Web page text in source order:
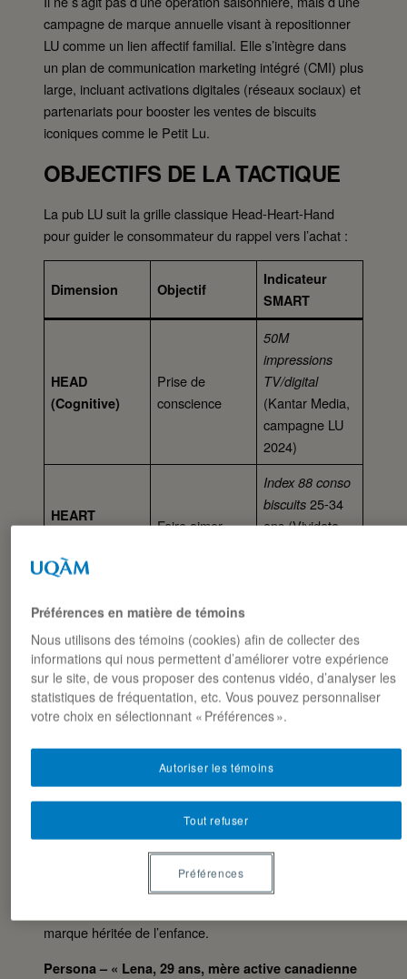
campagne de marque annuelle visant à repositionner
LU comme un lien affectif familial. Elle s’intègre dans
un plan de communication marketing intégré (CMI) plus
large, incluant activations digitales (réseaux sociaux) et
partenariats pour booster les ventes de biscuits
iconiques comme le Petit Lu.
OBJECTIFS DE LA TACTIQUE
La pub LU suit la grille classique Head-Heart-Hand
pour guider le consommateur du rappel vers l’achat :
Dimension Objectif
Indicateur
SMART
HEAD
(Cognitive)
Prise de
conscience
50M
impressions
TV/digital
(Kantar Media,
campagne LU
2024)
HEART
Faire aimer
Index 88 conso
biscuits 25-34
ans (Vividata
HAND
(Conative)
Pousser à
l’action
biscuits
premium
France
(Mondelēz
PUBLIC CIBLE
La campagne cible principalement les adultes de 25 à
49 ans, en particulier les familles et les jeunes adultes
(18-34 ans) qui ont grandi avec les biscuits LU. Ce
segment est prioritaire car il cumule à la fois le pouvoir
marque héritée de l’enfance.
Persona – « Lena, 29 ans, mère active canadienne
Préférences en matière de témoins
Nous utilisons des témoins (cookies) afin de collecter des
informations qui nous permettent d’améliorer votre expérience
sur le site, de vous proposer des contenus vidéo, d’analyser les
statistiques de fréquentation, etc. Vous pouvez personnaliser
votre choix en sélectionnant « Préférences ».
Tout refuser
Autoriser les témoins
Préférences